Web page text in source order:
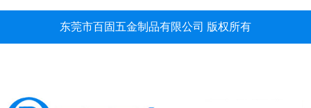
东莞市百固五金制品有限公司 版权所有